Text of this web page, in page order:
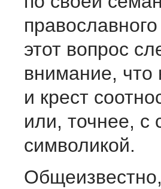
этот вопрос
внимание, что
и крест
или, точнее,
символикой.